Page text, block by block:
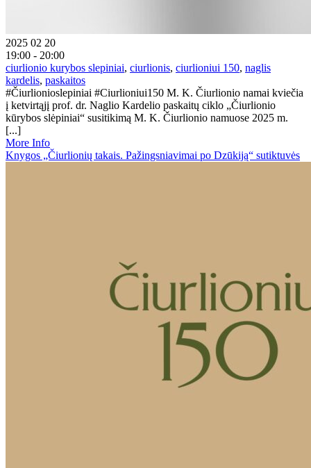
2025 02 20
19:00 - 20:00
ciurlionio kurybos slepiniai, ciurlionis, ciurlioniui 150, naglis
kardelis, paskaitos
#Čiurlionioslepiniai #Ciurlioniui150 M. K. Čiurlionio namai kviečia
į ketvirtąjį prof. dr. Naglio Kardelio paskaitų ciklo „Čiurlionio
kūrybos slėpiniai“ susitikimą M. K. Čiurlionio namuose 2025 m.
[...]
More Info
Knygos „Čiurlionių takais. Pažingsniavimai po Dzūkiją“ sutiktuvės